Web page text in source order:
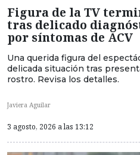
Figura de la TV
tras delicado
por síntomas de ACV
Una querida figura del
delicada situación tras
rostro. Revisa los detalles.
Javiera Aguilar
3 agosto, 2026 a las 13:12